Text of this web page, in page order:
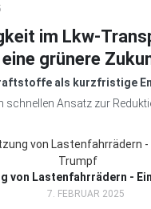
im Lkw-
eine grünere
als kurzfristige
schnellen Ansatz zur
von Lastenfahrrädern -
7. FEBRUAR 2025